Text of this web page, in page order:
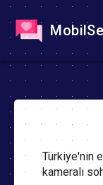
Türkiye'nin
kameralı